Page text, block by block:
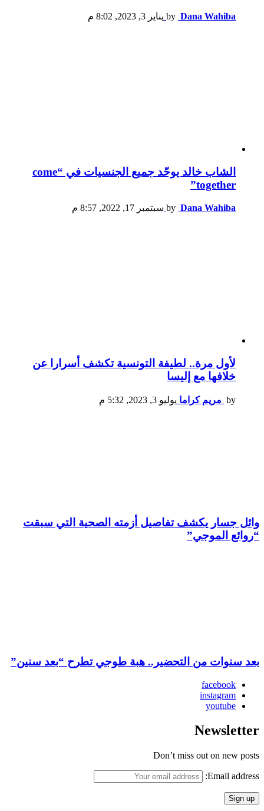
by Dana Wahiba يناير 3, 2023, 8:02 م
الشاب خالد يوحّد جميع الجنسيات في “come
together”
by Dana Wahiba سبتمبر 17, 2022, 8:57 م
لأول مرة.. لطيفة التونسية تكشف أسرارا عن
خلافها مع إليسا
by مريم كراما يوليو 3, 2023, 5:32 م
وائل جسار يكشف تفاصيل أزمته الصحية التي سبقت
“روائع الموجي”
بعد سنوات من التحضير.. هبة طوجي تطرح “بعد سنين”
facebook
instagram
youtube
Newsletter
Don’t miss out on new posts
Email address: